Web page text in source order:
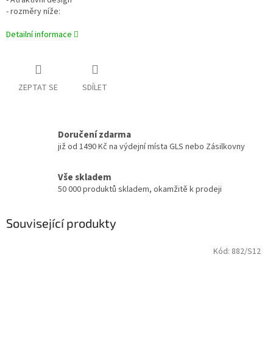
- rozměry níže:
Detailní informace
ZEPTAT SE SDÍLET
Doručení zdarma
již od 1490 Kč na výdejní místa GLS nebo Zásilkovny
Vše skladem
50 000 produktů skladem, okamžitě k prodeji
Související produkty
Kód: 882/S12